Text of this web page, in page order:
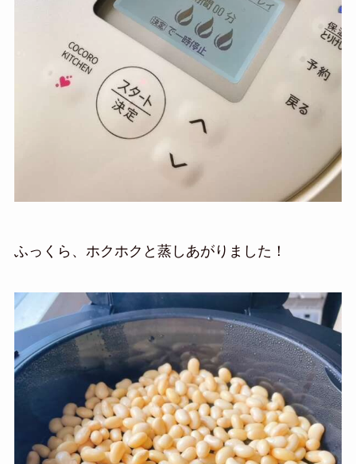
ふっくら、ホクホクと蒸しあがりました！